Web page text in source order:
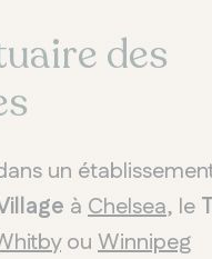
des
un
à Chelsea, le
ou Winnipeg